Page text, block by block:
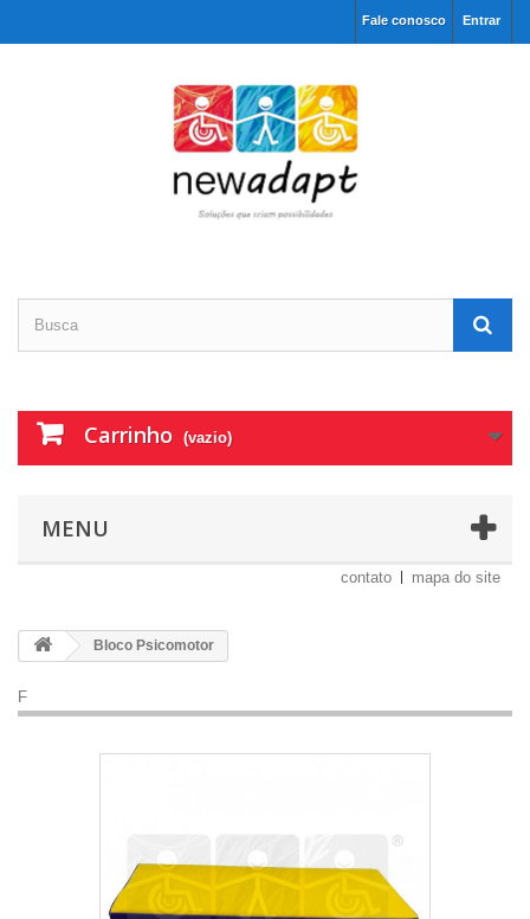
Entrar
Fale conosco
Carrinho (vazio)
MENU
contato mapa do site
Bloco Psicomotor
F